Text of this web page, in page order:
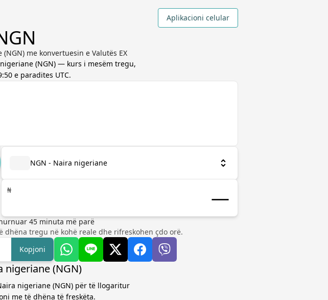
Aplikacioni celular
me konvertuesin e Valutës EX
(NGN) — kurs i mesëm tregu,
e paradites UTC.
NGN - Naira nigeriane
₦
45 minuta më parë
tregu në kohë reale dhe rifreskohen çdo orë.
Kopjoni
nigeriane (NGN)
nigeriane (NGN) për të llogaritur
me të dhëna të freskëta.